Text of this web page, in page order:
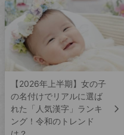
【2026年上半期】女の子
の名付けでリアルに選ば
れた「人気漢字」ランキ
ング！令和のトレンド